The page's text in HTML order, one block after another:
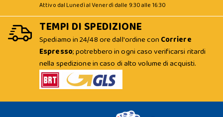
Attivo dal Lunedì al Venerdì dalle 9:30 alle 16:30
TEMPI DI SPEDIZIONE
Spediamo in 24/48 ore dall'ordine con Corriere
Espresso; potrebbero in ogni caso verificarsi ritardi
nella spedizione in caso di alto volume di acquisti.